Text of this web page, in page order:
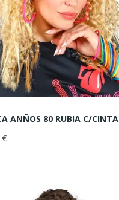
ANÑOS 80 RUBIA C/CINTA
€
AÑADIR AL CARRITO